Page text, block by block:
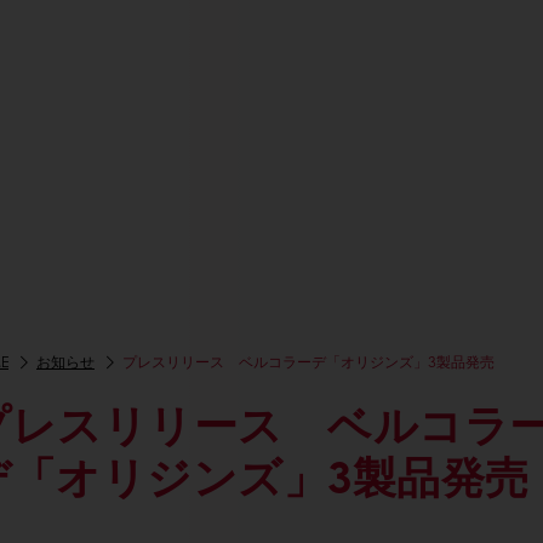
お知らせ プレスリリース ベルコラーデ「オリジンズ」3製品発売
レスリリース ベルコラ
オリジンズ」3製品発売